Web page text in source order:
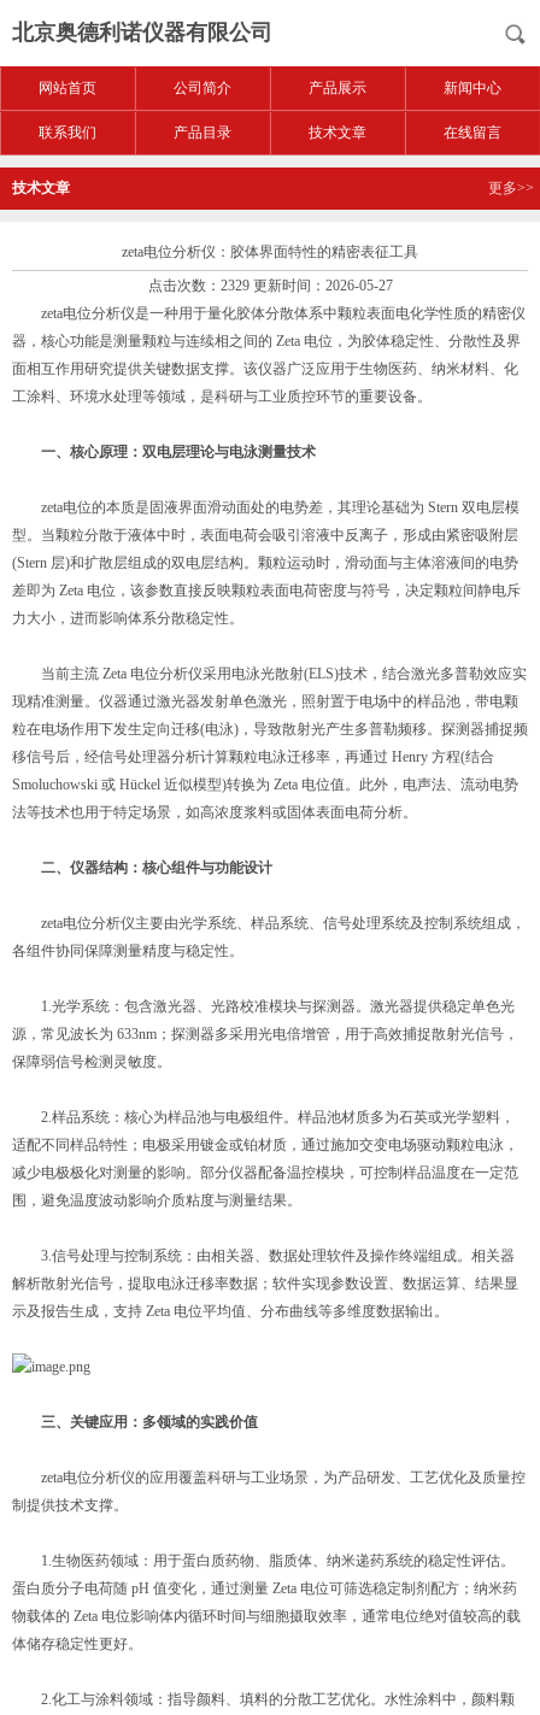
北京奥德利诺仪器有限公司
网站首页 公司简介 产品展示 新闻中心
联系我们 产品目录 技术文章 在线留言
技术文章 更多>>
zeta电位分析仪：胶体界面特性的精密表征工具
点击次数：2329 更新时间：2026-05-27
zeta电位分析仪是一种用于量化胶体分散体系中颗粒表面电化学性质的精密仪
器，核心功能是测量颗粒与连续相之间的 Zeta 电位，为胶体稳定性、分散性及界
面相互作用研究提供关键数据支撑。该仪器广泛应用于生物医药、纳米材料、化
工涂料、环境水处理等领域，是科研与工业质控环节的重要设备。
一、核心原理：双电层理论与电泳测量技术
zeta电位的本质是固液界面滑动面处的电势差，其理论基础为 Stern 双电层模
型。当颗粒分散于液体中时，表面电荷会吸引溶液中反离子，形成由紧密吸附层
(Stern 层)和扩散层组成的双电层结构。颗粒运动时，滑动面与主体溶液间的电势
差即为 Zeta 电位，该参数直接反映颗粒表面电荷密度与符号，决定颗粒间静电斥
力大小，进而影响体系分散稳定性。
当前主流 Zeta 电位分析仪采用电泳光散射(ELS)技术，结合激光多普勒效应实
现精准测量。仪器通过激光器发射单色激光，照射置于电场中的样品池，带电颗
粒在电场作用下发生定向迁移(电泳)，导致散射光产生多普勒频移。探测器捕捉频
移信号后，经信号处理器分析计算颗粒电泳迁移率，再通过 Henry 方程(结合
Smoluchowski 或 Hückel 近似模型)转换为 Zeta 电位值。此外，电声法、流动电势
法等技术也用于特定场景，如高浓度浆料或固体表面电荷分析。
二、仪器结构：核心组件与功能设计
zeta电位分析仪主要由光学系统、样品系统、信号处理系统及控制系统组成，
各组件协同保障测量精度与稳定性。
1.光学系统：包含激光器、光路校准模块与探测器。激光器提供稳定单色光
源，常见波长为 633nm；探测器多采用光电倍增管，用于高效捕捉散射光信号，
保障弱信号检测灵敏度。
2.样品系统：核心为样品池与电极组件。样品池材质多为石英或光学塑料，
适配不同样品特性；电极采用镀金或铂材质，通过施加交变电场驱动颗粒电泳，
减少电极极化对测量的影响。部分仪器配备温控模块，可控制样品温度在一定范
围，避免温度波动影响介质粘度与测量结果。
3.信号处理与控制系统：由相关器、数据处理软件及操作终端组成。相关器
解析散射光信号，提取电泳迁移率数据；软件实现参数设置、数据运算、结果显
示及报告生成，支持 Zeta 电位平均值、分布曲线等多维度数据输出。
三、关键应用：多领域的实践价值
zeta电位分析仪的应用覆盖科研与工业场景，为产品研发、工艺优化及质量控
制提供技术支撑。
1.生物医药领域：用于蛋白质药物、脂质体、纳米递药系统的稳定性评估。
蛋白质分子电荷随 pH 值变化，通过测量 Zeta 电位可筛选稳定制剂配方；纳米药
物载体的 Zeta 电位影响体内循环时间与细胞摄取效率，通常电位绝对值较高的载
体储存稳定性更好。
2.化工与涂料领域：指导颜料、填料的分散工艺优化。水性涂料中，颜料颗